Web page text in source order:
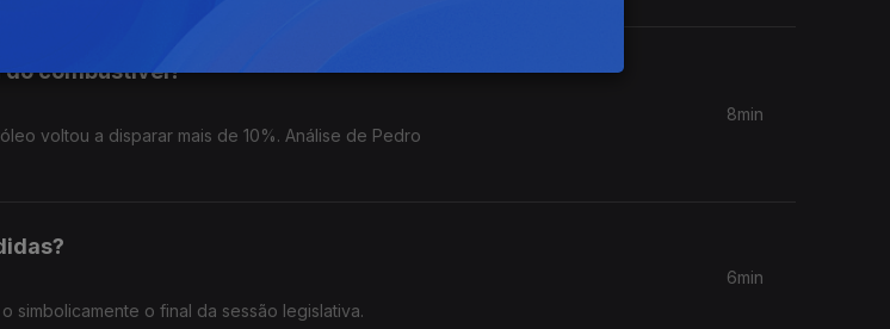
do combustível?
voltou a disparar mais de 10%. Análise de Pedro
8min
simbolicamente o final da sessão legislativa.
6min